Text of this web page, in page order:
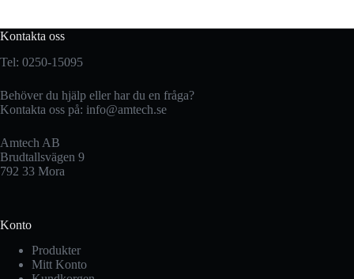
Kontakta oss
Tel: 0250-15095
Behöver du hjälp eller har du en fråga?
Kontakta oss på: info@amtech.se
Amtech AB
Brudtallsvägen 9
792 33 Mora
Konto
Produkter
Mitt Konto